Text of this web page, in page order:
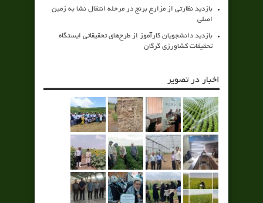
بازدید نظارتی از مزارع برنج در مرحله انتقال نشا به زمین
اصلی
بازدید دانشجویان کارآموز از طرح‌های تحقیقاتی ایستگاه
تحقیقات کشاورزی گرگان
اخبار در تصویر